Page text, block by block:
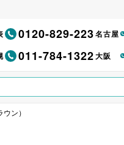
0120-829-223名古屋
011-784-1322大阪
ン）